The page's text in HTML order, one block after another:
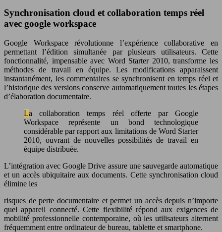
Synchronisation cloud et collaboration temps réel
avec google workspace
Google Workspace révolutionne l’expérience collaborative en
permettant l’édition simultanée par plusieurs utilisateurs. Cette
fonctionnalité, impensable avec Word Starter 2010, transforme les
méthodes de travail en équipe. Les modifications apparaissent
instantanément, les commentaires se synchronisent en temps réel et
l’historique des versions conserve automatiquement toutes les étapes
d’élaboration documentaire.
La collaboration temps réel offerte par Google
Workspace représente un bond technologique
considérable par rapport aux limitations de Word Starter
2010, ouvrant de nouvelles possibilités de travail en
équipe distribuée.
L’intégration avec Google Drive assure une sauvegarde automatique
et un accès ubiquitaire aux documents. Cette synchronisation cloud
élimine les
risques de perte documentaire et permet un accès depuis n’importe
quel appareil connecté. Cette flexibilité répond aux exigences de
mobilité professionnelle contemporaine, où les utilisateurs alternent
fréquemment entre ordinateur de bureau, tablette et smartphone.